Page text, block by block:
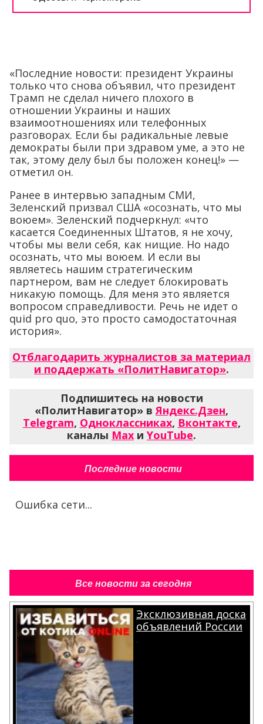
«Последние новости: президент Украины
только что снова объявил, что президент
Трамп не сделал ничего плохого в
отношении Украины и наших
взаимоотношениях или телефонных
разговорах. Если бы радикальные левые
демократы были при здравом уме, а это не
так, этому делу был бы положен конец!» —
отметил он.
Ранее в интервью западным СМИ,
Зеленский призвал США «осознать, что мы
воюем». Зеленский подчеркнул: «что
касается Соединенных Штатов, я не хочу,
чтобы мы вели себя, как нищие. Но надо
осознать, что мы воюем. И если вы
являетесь нашим стратегическим
партнером, вам не следует блокировать
никакую помощь. Для меня это является
вопросом справедливости. Речь не идет о
quid pro quo, это просто самодостаточная
история».
Отблагодарить журналистов за материал
и поддержать «ПолитНавигатор».
Подпишитесь на новости
«ПолитНавигатор» вЯндекс.Дзен,
Telegram, Одноклассниках, Вконтакте,
каналы Max и YouTube.
Последние новости
Ошибка сети...
Все новости за сегодня
Эксклюзивная доска
объявлений России
.